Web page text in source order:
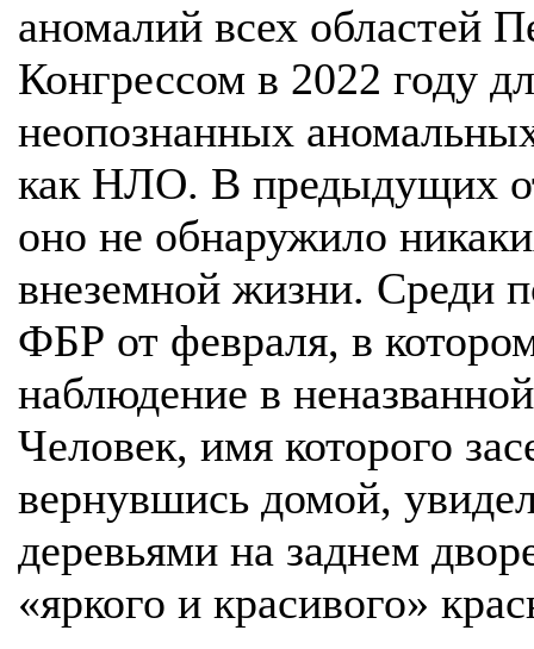
аномалий всех областей
Конгрессом в 2022 году
неопознанных
как НЛО. В предыдущих
оно не обнаружило
внеземной жизни. Среди
ФБР от февраля, в
наблюдение в
Человек, имя которого
вернувшись домой,
деревьями на заднем
«яркого и красивого»